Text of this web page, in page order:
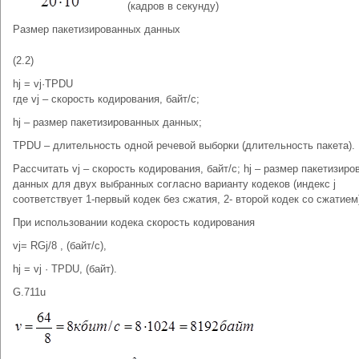
(кадров в секунду)
Размер пакетизированных данных
(2.2)
hj = vj·TPDU
где vj – скорость кодирования, байт/с;
hj – размер пакетизированных данных;
TPDU – длительность одной речевой выборки (длительность пакета).
Рассчитать vj – скорость кодирования, байт/с; hj – размер
данных для двух выбранных согласно варианту кодеков (индекс j
соответствует 1-первый кодек без сжатия, 2- второй кодек со
При использовании кодека скорость кодирования
vj= RGj/8 , (байт/с),
hj = vj · TPDU, (байт).
G.711u